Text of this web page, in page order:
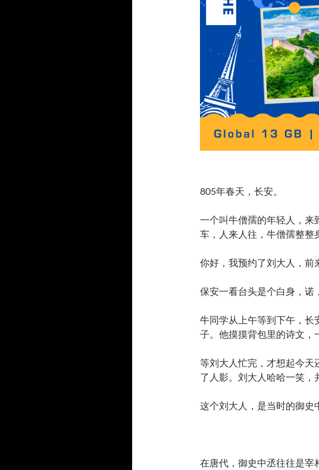
805年春天，长安。
一个叫牛僧孺的年轻人，来
车，人来人往，牛僧孺整整
你好，我预约了刘大人，前
保安一看台头是个白身，诺
牛同学从上午等到下午，长
子。他摸摸背包里的诗文，
等刘大人忙完，才想起今天
了人影。刘大人哈哈一笑，
这个刘大人，是当时的御史
在唐代，御史中丞往往是宰